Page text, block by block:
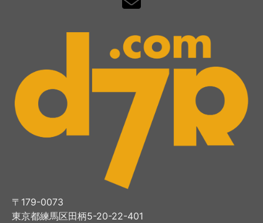
〒179-0073
東京都練馬区田柄5-20-22-401